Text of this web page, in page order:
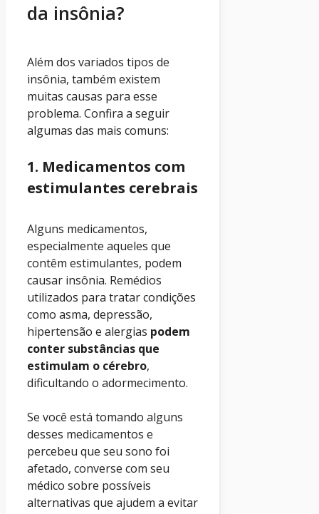
da insônia?
Além dos variados tipos de
insônia, também existem
muitas causas para esse
problema. Confira a seguir
algumas das mais comuns:
1. Medicamentos com
estimulantes cerebrais
Alguns medicamentos,
especialmente aqueles que
contêm estimulantes, podem
causar insônia. Remédios
utilizados para tratar condições
como asma, depressão,
hipertensão e alergias podem
conter substâncias que
estimulam o cérebro,
dificultando o adormecimento.
Se você está tomando alguns
desses medicamentos e
percebeu que seu sono foi
afetado, converse com seu
médico sobre possíveis
alternativas que ajudem a evitar